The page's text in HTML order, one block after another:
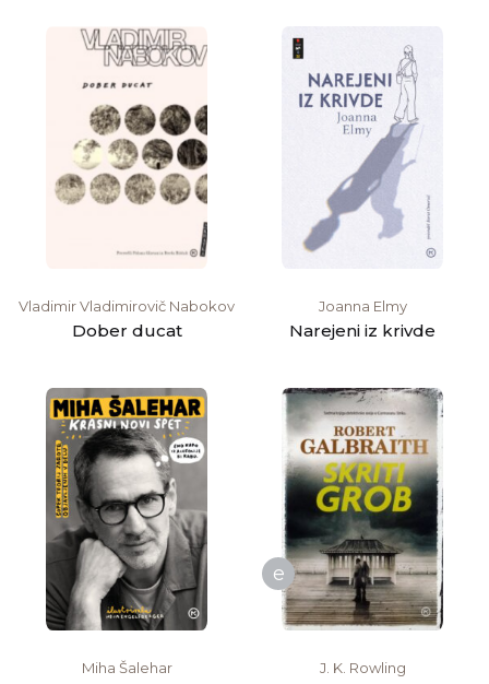
Vladimir Vladimirovič Nabokov
Dober ducat
Joanna Elmy
Narejeni iz krivde
Miha Šalehar
e
J. K. Rowling